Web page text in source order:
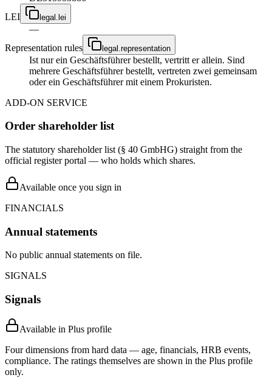
LEI
legal.lei
—
Representation rules
legal.representation
Ist nur ein Geschäftsführer bestellt, vertritt er allein. Sind
mehrere Geschäftsführer bestellt, vertreten zwei gemeinsam
oder ein Geschäftsführer mit einem Prokuristen.
ADD-ON SERVICE
Order shareholder list
The statutory shareholder list (§ 40 GmbHG) straight from the
official register portal — who holds which shares.
Available once you sign in
FINANCIALS
Annual statements
No public annual statements on file.
SIGNALS
Signals
Available in Plus profile
Four dimensions from hard data — age, financials, HRB events,
compliance. The ratings themselves are shown in the Plus profile
only.